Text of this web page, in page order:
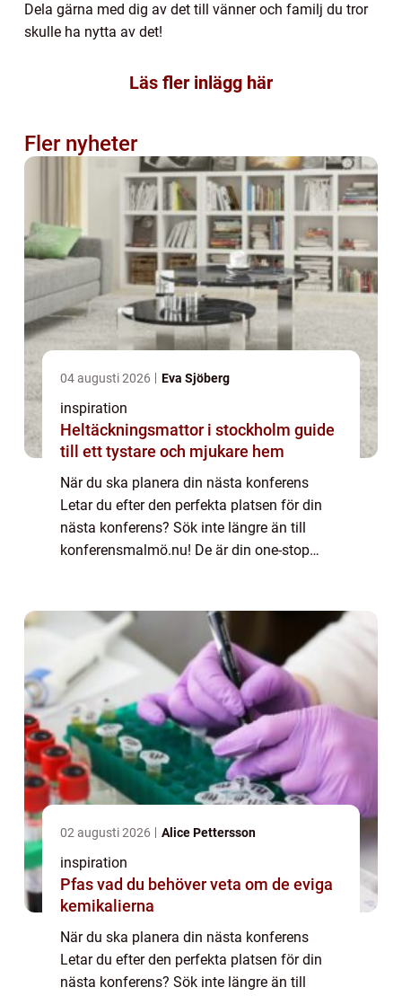
Dela gärna med dig av det till vänner och familj du tror
skulle ha nytta av det!
Läs fler inlägg här
Fler nyheter
04 augusti 2026 Eva Sjöberg
inspiration
Heltäckningsmattor i stockholm guide
till ett tystare och mjukare hem
När du ska planera din nästa konferens
Letar du efter den perfekta platsen för din
nästa konferens? Sök inte längre än till
konferensmalmö.nu! De är din one-stop
konferenslokaler...
02 augusti 2026 Alice Pettersson
inspiration
Pfas vad du behöver veta om de eviga
kemikalierna
När du ska planera din nästa konferens
Letar du efter den perfekta platsen för din
nästa konferens? Sök inte längre än till